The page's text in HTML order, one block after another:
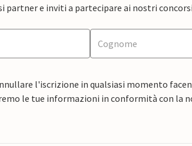
partner e inviti a partecipare ai nostri
l'iscrizione in qualsiasi momento
le tue informazioni in conformità con la